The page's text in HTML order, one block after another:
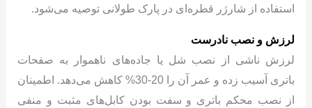
استفاده از شارژر قطره‌ای در پارک طولانی توصیه می‌شود.
لرزش و نصب نادرست
لرزش ناشی از نصب شل یا جاده‌های ناهموار به صفحات
باتری آسیب زده و عمر آن را 20-30% کاهش می‌دهد. اطمینان
از نصب محکم باتری و سفت بودن کابل‌های مثبت و منفی